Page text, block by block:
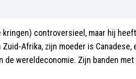
controversieel, maar hij
Afrika, zijn moeder is
de wereldeconomie. Zijn banden